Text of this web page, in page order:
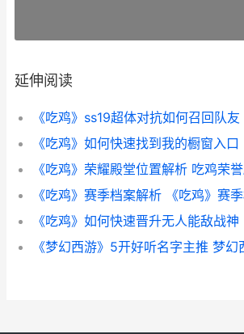
延伸阅读
《吃鸡》ss19超体对抗如何召回队
《吃鸡》荣耀殿堂位置解析 吃鸡荣
《吃鸡》赛季档案解析 《吃鸡》赛